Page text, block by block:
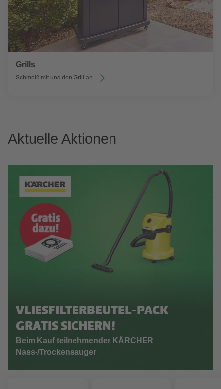
Grills
Schmeiß mit uns den Grill an
Aktuelle Aktionen
VLIESFILTERBEUTEL-PACK
GRATIS SICHERN!
Beim Kauf teilnehmender KÄRCHER
Nass-/Trockensauger